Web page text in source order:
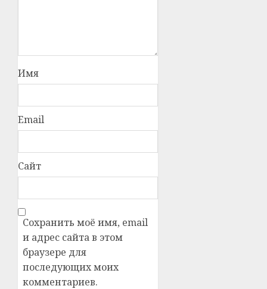
Имя
Email
Сайт
Сохранить моё имя, email
и адрес сайта в этом
браузере для
последующих моих
комментариев.